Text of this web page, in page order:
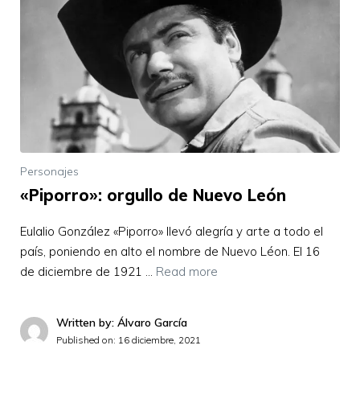
Personajes
«Piporro»: orgullo de Nuevo León
Eulalio González «Piporro» llevó alegría y arte a todo el
país, poniendo en alto el nombre de Nuevo Léon. El 16
de diciembre de 1921 … Read more
Written by: Álvaro García
Published on: 16 diciembre, 2021